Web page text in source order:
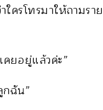
ครโทรมาให้ถามร
ยอยู่แล้วค่ะ”
กฉัน”